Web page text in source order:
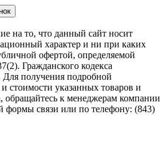
на то, что данный сайт носит
характер и ни при каких
офертой, определяемой
Гражданского кодекса
получения подробной
стоимости указанных товаров и
обращайтесь к менеджерам компании
формы связи или по телефону: (843)